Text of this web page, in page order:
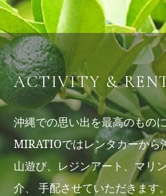
ACTIVITY &
沖縄での思い出を最高のもの
MIRATIOではレンタカーから
山遊び、レジンアート、マリ
介、
手配させていただきます。